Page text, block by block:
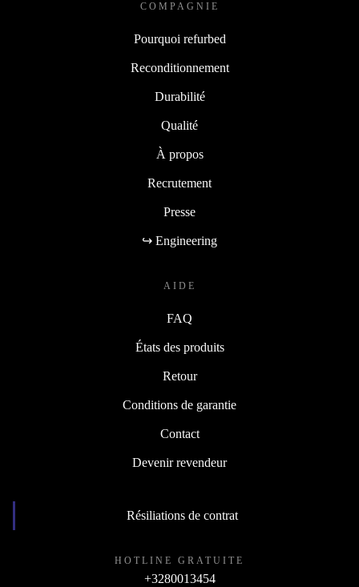
COMPAGNIE
Pourquoi refurbed
Reconditionnement
Durabilité
Qualité
À propos
Recrutement
Presse
↪ Engineering
AIDE
FAQ
États des produits
Retour
Conditions de garantie
Contact
Devenir revendeur
Résiliations de contrat
HOTLINE GRATUITE
+3280013454